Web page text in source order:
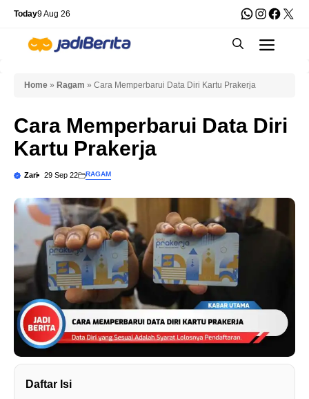
Skip
content
Today9 Aug 26 WhatsApp
X
Home » Ragam » Cara Memperbarui Data Diri Kartu Prakerja
Cara Memperbarui Data Diri
Kartu Prakerja
Zari 29 Sep 22 RAGAM
Daftar Isi